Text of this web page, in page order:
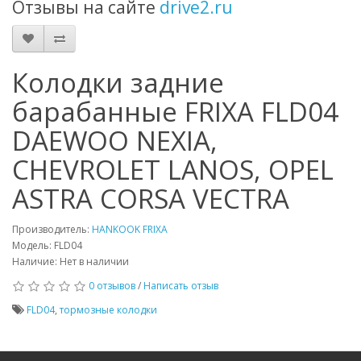
Отзывы на сайте drive2.ru
Колодки задние
барабанные FRIXA FLD04
DAEWOO NEXIA,
CHEVROLET LANOS, OPEL
ASTRA CORSA VECTRA
Производитель: HANKOOK FRIXA
Модель: FLD04
Наличие: Нет в наличии
0 отзывов/ Написать отзыв
FLD04,тормозные колодки